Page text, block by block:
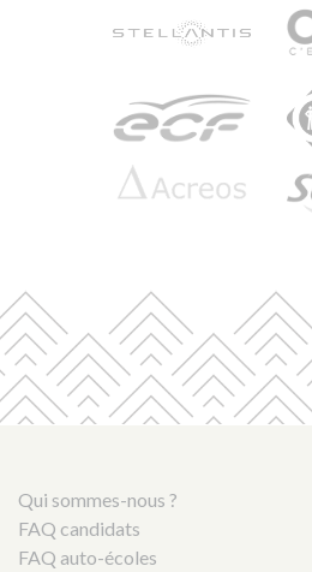
Qui sommes-nous ?
FAQ candidats
FAQ auto-écoles